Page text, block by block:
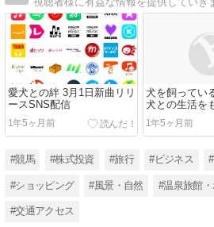
愛犬との絆 3月1日新曲リリ
ースSNS配信
1年5ヶ月前
犬を飼ってい
犬との生活を
する5つのポイ
1年5ヶ月前
#競馬 #株式投資 #旅行 #ビジネス
#ショッピング #風景・自然 #温泉旅館
#交通アクセス